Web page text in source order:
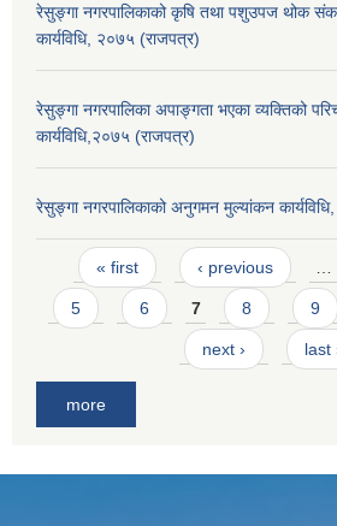
रेसुङ्गा नगरपालिकाको कृषि तथा पशुउपज थोक
कार्यविधि, २०७५ (राजपत्र)
रेसुङ्गा नगरपालिका अपाङ्गता भएका व्यक्तिको
कार्यविधि,२०७५ (राजपत्र)
रेसुङ्गा नगरपालिकाको अनुगमन मुल्यांकन
Pages
« first ‹ previous
5 6 7 8 9
next › last
more